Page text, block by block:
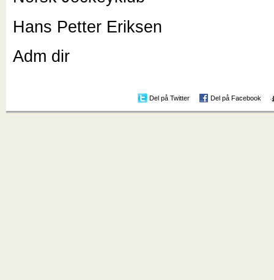
Hans Petter Eriksen
Adm dir
Del på Twitter Del på Facebook